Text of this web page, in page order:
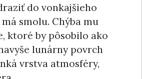
do vonkajšieho
smolu. Chýba mu
ktoré by pôsobilo ako
lunárny povrch
vrstva atmosféry,